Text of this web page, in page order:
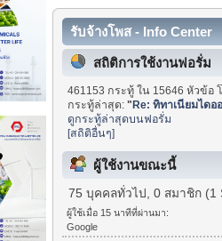
รับจ้างโพส - Info Center
สถิติการใช้งานฟอรั่ม
461153 กระทู้ ใน 15646 หัวข้
กระทู้ล่าสุด:"Re: ทิทาเนียมไดอ
ดูกระทู้ล่าสุดบนฟอรั่ม
[สถิติอื่นๆ]
ผู้ใช้งานขณะนี้
75 บุคคลทั่วไป, 0 สมาชิก (1
ผู้ใช้เมื่อ 15 นาทีที่ผ่านมา:
Google